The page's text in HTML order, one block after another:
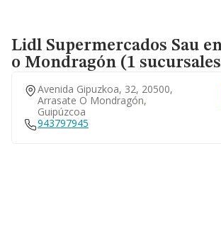
Lidl Supermercados Sau
o Mondragón (1
Avenida Gipuzkoa, 32, 20500,
Arrasate O Mondragón,
Guipúzcoa
943797945